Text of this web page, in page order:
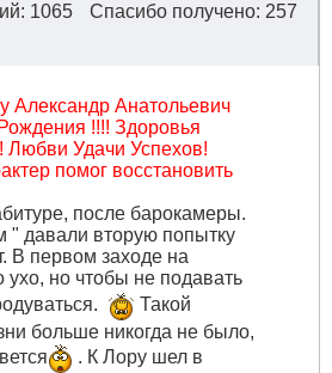
1065
Спасибо получено: 257
Александр Анатольевич
!!!! Здоровья
Любви Удачи Успехов!
помог восстановить
после барокамеры.
" давали вторую попытку
В первом заходе на
но чтобы не подавать
Такой
больше никогда не было,
. К Лору шел в